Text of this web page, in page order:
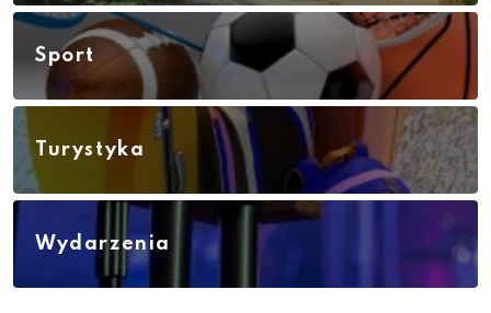
Sport
Turystyka
Wydarzenia